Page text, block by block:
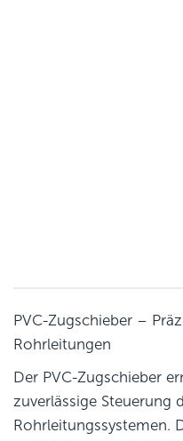
PVC-Zugschieber –
Rohrleitungen
Der PVC-Zugschieber
zuverlässige Steuerung
Rohrleitungssystemen.